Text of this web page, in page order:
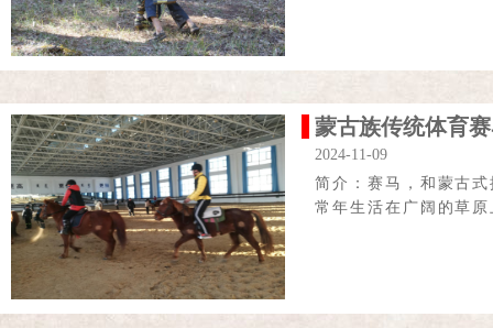
蒙古族传统体育
2024-11-09
简介：赛马，和蒙古
常年生活在广阔的草